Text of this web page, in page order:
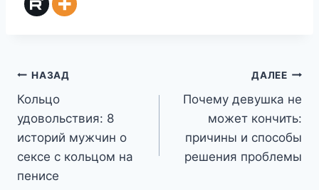
Навигация
по
записям
НАЗАД
Кольцо
удовольствия: 8
историй мужчин о
сексе с кольцом на
пенисе
ДАЛЕЕ
Почему девушка не
может кончить:
причины и способы
решения проблемы